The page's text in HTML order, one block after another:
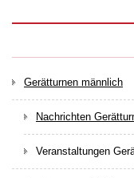
Gerätturnen männlich
Nachrichten
Veranstaltungen